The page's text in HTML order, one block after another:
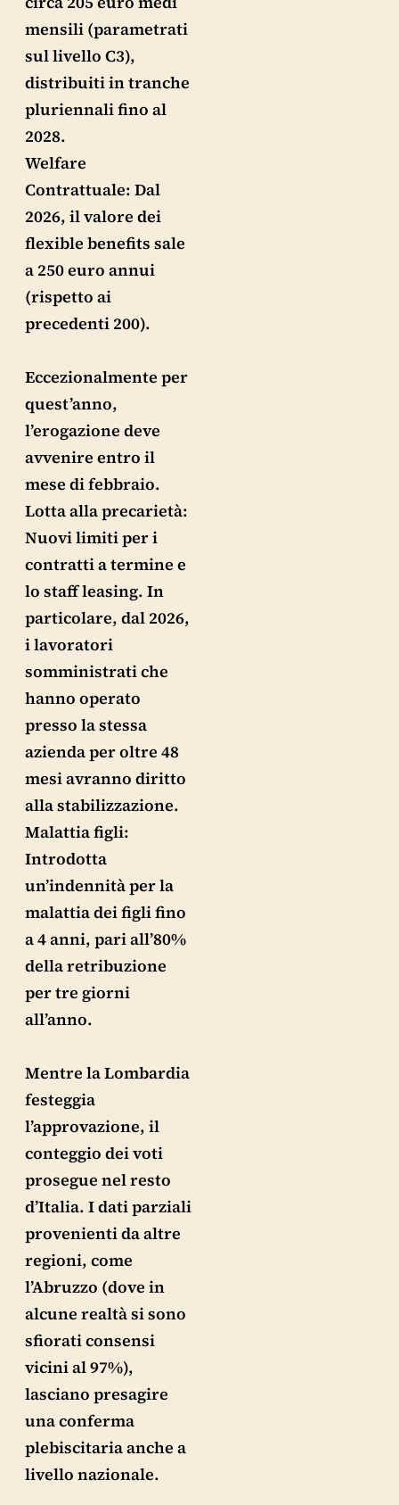
mensili (parametrati
sul livello C3),
distribuiti in tranche
pluriennali fino al
2028.
Welfare
Contrattuale: Dal
2026, il valore dei
flexible benefits sale
a 250 euro annui
(rispetto ai
precedenti 200).
Eccezionalmente per
quest’anno,
l’erogazione deve
avvenire entro il
mese di febbraio.
Lotta alla precarietà:
Nuovi limiti per i
contratti a termine e
lo staff leasing. In
particolare, dal 2026,
i lavoratori
somministrati che
hanno operato
presso la stessa
azienda per oltre 48
mesi avranno diritto
alla stabilizzazione.
Malattia figli:
Introdotta
un’indennità per la
malattia dei figli fino
a 4 anni, pari all’80%
della retribuzione
per tre giorni
all’anno.
Mentre la Lombardia
festeggia
l’approvazione, il
conteggio dei voti
prosegue nel resto
d’Italia. I dati parziali
provenienti da altre
regioni, come
l’Abruzzo (dove in
alcune realtà si sono
sfiorati consensi
vicini al 97%),
lasciano presagire
una conferma
plebiscitaria anche a
livello nazionale.